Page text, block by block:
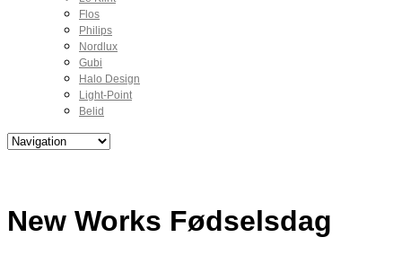
Flos
Philips
Nordlux
Gubi
Halo Design
Light-Point
Belid
New Works Fødselsdag